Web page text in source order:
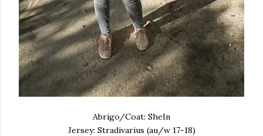
Abrigo/Coat: SheIn
Jersey: Stradivarius (au/w 17-18)